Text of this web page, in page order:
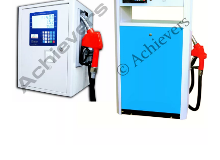
BN
ML
PT
RU